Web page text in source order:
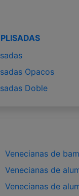
Opacos
Doble
Venecianas de
Venecianas de
Venecianas de